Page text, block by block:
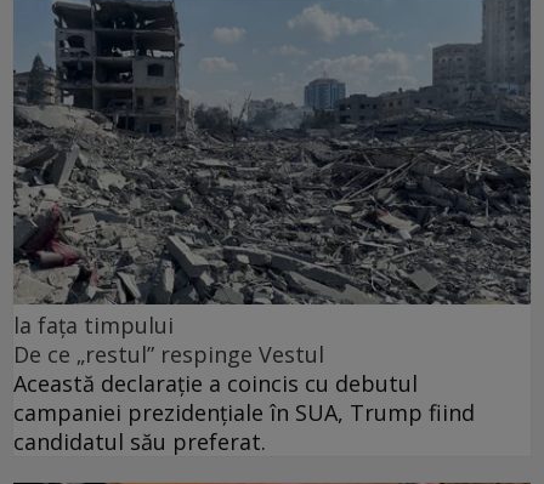
la fața timpului
De ce „restul” respinge Vestul
Această declarație a coincis cu debutul
campaniei prezidențiale în SUA, Trump fiind
candidatul său preferat.